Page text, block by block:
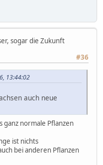
sogar die Zukunft
#36
13:44:02
auch neue
ganz normale Pflanzen
ist nichts
bei anderen Pflanzen